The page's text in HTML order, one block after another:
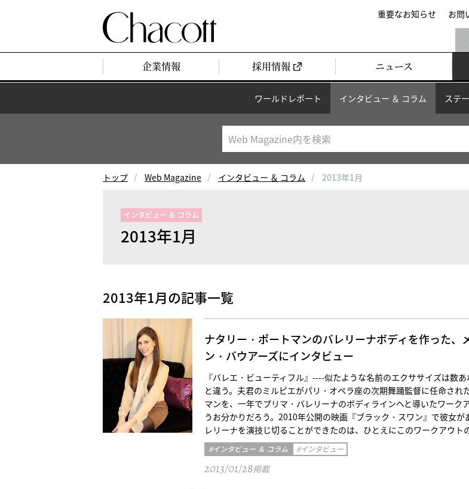
重要なお知らせ お問
企業情報 採用情報 ニュース
ワールドレポート インタビュー ＆ コラム ステ
トップ Web Magazine インタビュー ＆ コラム 2013年1月
インタビュー ＆ コラム
2013年1月
2013年1月の記事一覧
ナタリー・ポートマンのバレリーナボディを作った、
ン・バウアーズにインタビュー
『バレエ・ビューティフル』----似たような名前のエクササイズは数
と違う。夫君のミルピエがパリ・オペラ座の次期舞踊監督に任命され
マンを、一年でプリマ・バレリーナのボディラインへと導いたワーク
うお分かりだろう。2010年公開の映画『ブラック・スワン』で彼女が
レリーナを演技じ切ることができたのは、ひとえにこのワークアウト
#インタビュー ＆ コラム #インタビュー
2013/01/28掲載